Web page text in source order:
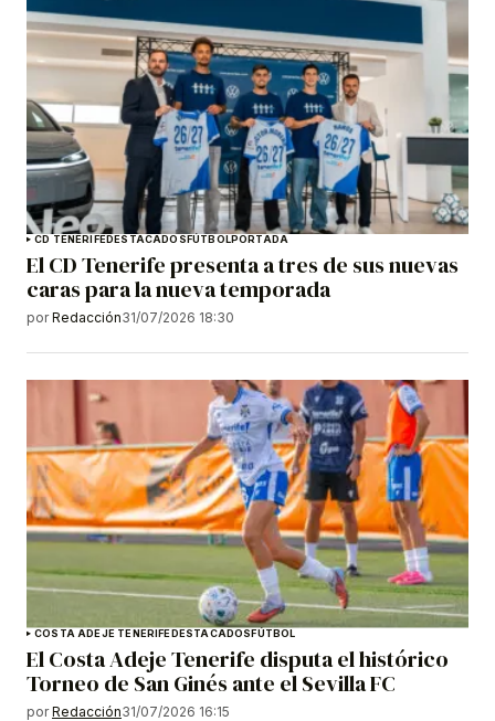
CD TENERIFEDESTACADOS FÚTBOLPORTADA
El CD Tenerife presenta a tres de sus nuevas
caras para la nueva temporada
por Redacción31/07/2026 18:30
COSTA ADEJE TENERIFEDESTACADOSFÚTBOL
El Costa Adeje Tenerife disputa el histórico
Torneo de San Ginés ante el Sevilla FC
por Redacción31/07/2026 16:15